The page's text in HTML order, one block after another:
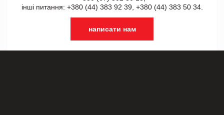
інші питання: +380 (44) 383 92 39, +380 (44) 383 50 34.
написати нам